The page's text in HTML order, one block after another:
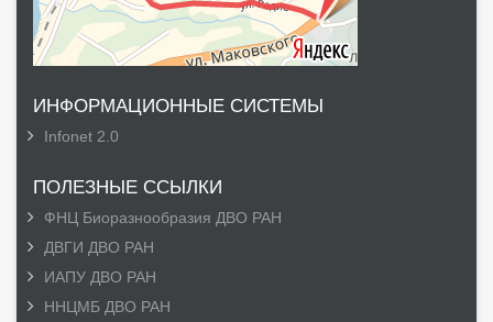
ИНФОРМАЦИОННЫЕ СИСТЕМЫ
Infonet 2.0
ПОЛЕЗНЫЕ ССЫЛКИ
ФНЦ Биоразнообразия ДВО РАН
ДВГИ ДВО РАН
ИАПУ ДВО РАН
ННЦМБ ДВО РАН